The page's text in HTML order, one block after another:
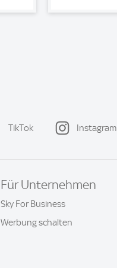
TikTok Instagram
Für Unternehmen
Sky For Business
Werbung schalten